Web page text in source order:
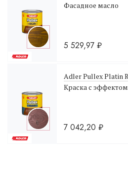
Фасадное масло
5 529,97 ₽
Adler Pullex Platin
Краска с
7 042,20 ₽